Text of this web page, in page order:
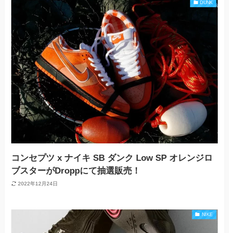
DUNK
コンセプツ x ナイキ SB ダンク Low SP オレンジロ
ブスターがDroppにて抽選販売！
2022年12月24日
NIKE